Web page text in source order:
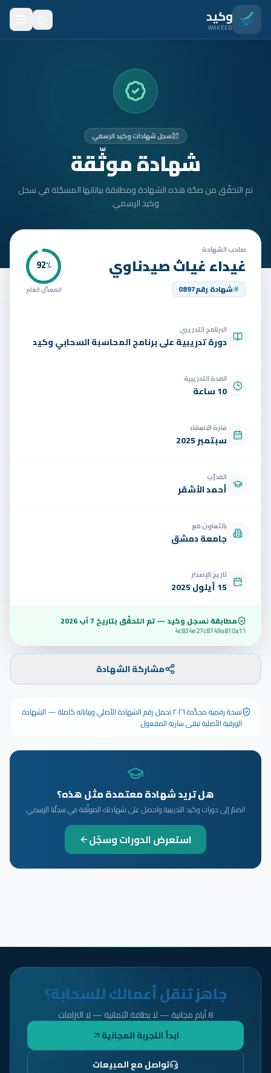
انتقل للمحتوى الرئيسي
وكيد
WAKEED
المتدربون
الأمان
تواصل
الوظائف
سجل شهادات وكيد الرسمي
شهادة موثّقة
تم التحقّق من صحّة هذه الشهادة ومطابقة بياناتها المسجّلة في سجل
وكيد الرسمي
صاحب الشهادة
غيداء غياث صيدناوي
شهادة رقم0897
92٪
المعدّل العام
البرنامج التدريبي
دورة تدريبية على برنامج المحاسبة السحابي وكيد
المدة التدريبية
10 ساعة
فترة الانعقاد
سبتمبر 2025
المدرّب
أحمد الأشقر
بالتعاون مع
جامعة دمشق
تاريخ الإصدار
15 أيلول 2025
مطابقة لسجل وكيد — تم التحقّق بتاريخ 7 آب 2026
4c834e27c8749a810a11
مشاركة الشهادة
نسخة رقمية مجدَّدة ٢٠٢٦ تحمل رقم الشهادة الأصلي وبياناته كاملة — الشهادة
الورقية الأصلية تبقى سارية المفعول.
هل تريد شهادة معتمدة مثل هذه؟
انضمّ إلى دورات وكيد التدريبية واحصل على شهادتك الموثّقة في سجلّنا الرسمي
استعرض الدورات وسجّل
جاهز تنقل أعمالك للسحابة؟
8 أيام مجانية — لا بطاقة ائتمانية — لا التزامات
ابدأ التجربة المجانية
تواصل مع المبيعات